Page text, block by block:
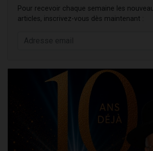
Pour recevoir chaque semaine les
articles, inscrivez-vous dès maintenant :